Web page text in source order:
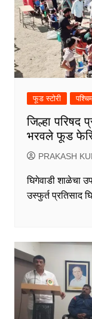
फूड स्टोरी
जिल्हा परिषद
भरवले फूड
PRAKASH
घिगेवाडी शाळेचा
उस्फुर्त प्रतिसाद